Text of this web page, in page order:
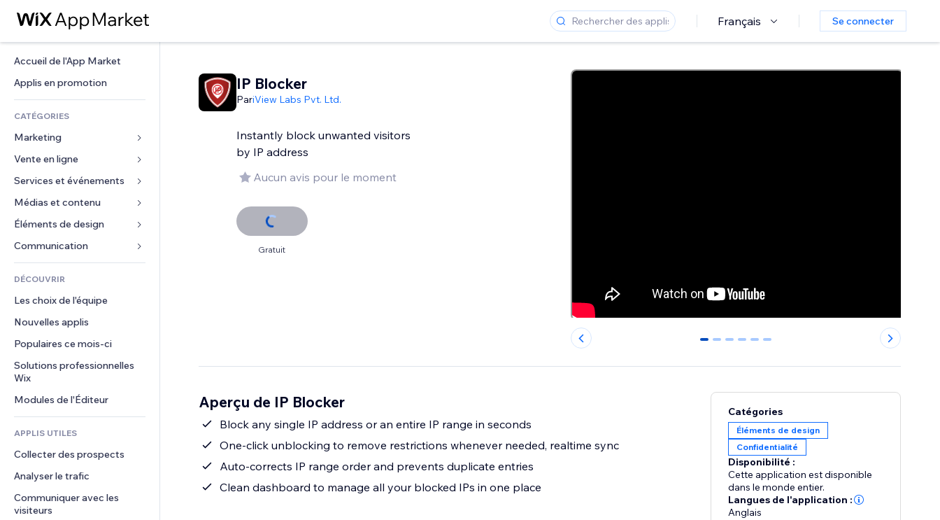
Français Se connecter
Accueil de l'App Market
Applis en promotion
CATÉGORIES
Marketing
Publicités
Mobile
Données analytiques
Réseaux sociaux
Classement de sites
E-mail
Vente en ligne
Applis pour les boutiques
Expédition et livraison
Boutons Vente
Comptabilité
Coupons et fidélisation
Solutions d'entreposage
Financement participatif
Alimentation et boissons
Services et événements
Hôtels
Événements
Restaurants
Immobilier
Réservations
Médias et contenu
Galerie
Musique
Podcasts
Photographie
Vidéo
PDF
Partage de fichiers
Actualités
Services de contenu
Effets de texte
Éléments de design
Cartes et navigation
Confidentialité
Horloge
Modèles de pages
Effets sur images
Boutons et menus
Bannières et badges
Calculateurs
Rechercher
Formulaires
Sondages
Chat
Commentaires
Téléphone
Communauté
Avis et commentaires
DÉCOUVRIR
Les choix de l'équipe
Nouvelles applis
Populaires ce mois‑ci
Solutions professionnelles
Wix
Modules de l'Éditeur
APPLIS UTILES
Collecter des prospects
Analyser le trafic
Communiquer avec les
visiteurs
IP Blocker
PariView Labs Pvt. Ltd.
Instantly block unwanted visitors
by IP address
Aucun avis pour le moment
Gratuit
0 1 2 3 4 5
Aperçu de IP Blocker
Block any single IP address or an entire IP range in seconds
One-click unblocking to remove restrictions whenever needed, realtime sync
Auto-corrects IP range order and prevents duplicate entries
Clean dashboard to manage all your blocked IPs in one place
Catégories
Éléments de design
Confidentialité
Disponibilité :
Cette application est disponible
dans le monde entier.
Langues de l'application :
Anglais